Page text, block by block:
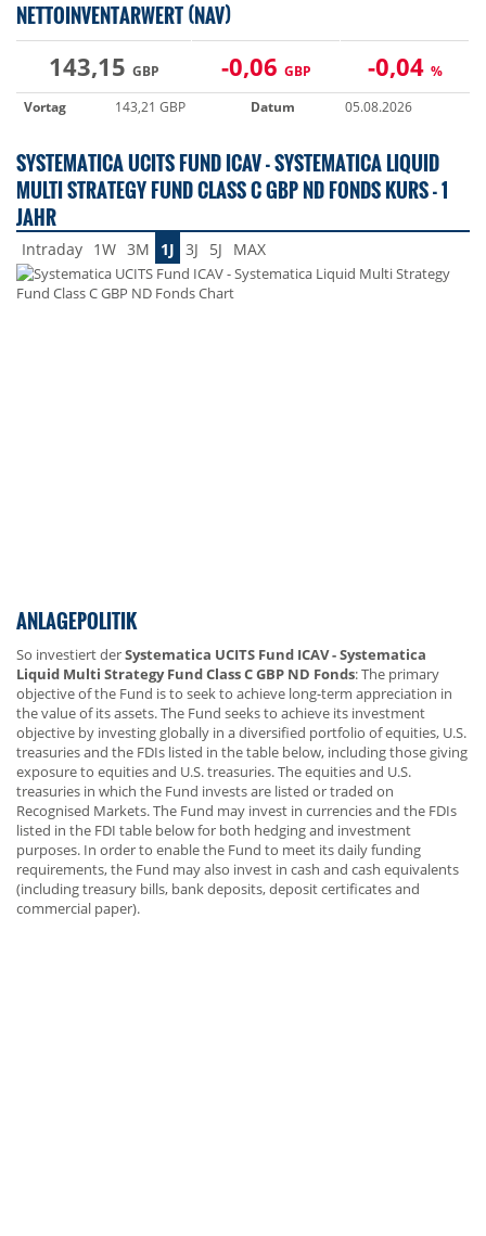
NETTOINVENTARWERT (NAV)
143,15 GBP -0,06 GBP -0,04 %
Vortag
143,21 GBP Datum 05.08.2026
SYSTEMATICA UCITS FUND ICAV - SYSTEMATICA LIQUID
MULTI STRATEGY FUND CLASS C GBP ND FONDS KURS - 1
JAHR
Intraday 1W 3M 1J 3J 5J MAX
ANLAGEPOLITIK
So investiert derSystematica UCITS Fund ICAV - Systematica
Liquid Multi Strategy Fund Class C GBP ND Fonds: The primary
objective of the Fund is to seek to achieve long-term appreciation in
the value of its assets. The Fund seeks to achieve its investment
objective by investing globally in a diversified portfolio of equities, U.S.
treasuries and the FDIs listed in the table below, including those giving
exposure to equities and U.S. treasuries. The equities and U.S.
treasuries in which the Fund invests are listed or traded on
Recognised Markets. The Fund may invest in currencies and the FDIs
listed in the FDI table below for both hedging and investment
purposes. In order to enable the Fund to meet its daily funding
requirements, the Fund may also invest in cash and cash equivalents
(including treasury bills, bank deposits, deposit certificates and
commercial paper).